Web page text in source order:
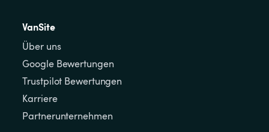
VanSite
Über uns
Google Bewertungen
Trustpilot Bewertungen
Karriere
Partnerunternehmen